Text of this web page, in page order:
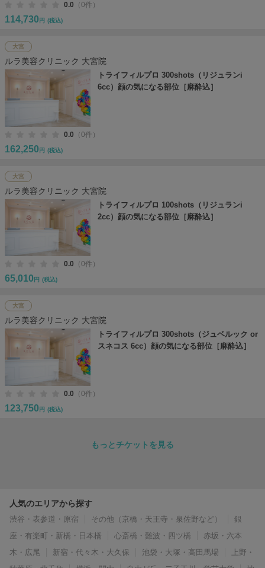
0.0 （0件）
114,730 円 (税込)
大宮
ルラ美容クリニック 大宮院
トライフィルプロ 300shots（リジュランi
6cc）顔の気になる部位［麻酔込］
0.0 （0件）
162,250 円 (税込)
大宮
ルラ美容クリニック 大宮院
トライフィルプロ 100shots（リジュランi
2cc）顔の気になる部位［麻酔込］
0.0 （0件）
65,010 円 (税込)
大宮
ルラ美容クリニック 大宮院
トライフィルプロ 300shots（ジュベルック or
スネコス 6cc）顔の気になる部位［麻酔込］
0.0 （0件）
123,750 円 (税込)
もっとチケットを見る
人気のエリアから探す
渋谷・表参道・原宿 その他（京橋・天王寺・泉佐野など）
銀
座・有楽町・新橋・日本橋
心斎橋・難波・四ツ橋
赤坂・六本
木・広尾
新宿・代々木・大久保 池袋・大塚・高田馬場
上野・